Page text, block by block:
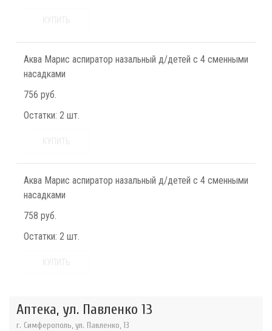
Аква Марис аспиратор назальный д/детей с 4 сменными
насадками
756 руб.
Остатки: 2 шт.
Аква Марис аспиратор назальный д/детей с 4 сменными
насадками
758 руб.
Остатки: 2 шт.
Аптека, ул. Павленко 13
г. Симферополь, ул. Павленко, 13